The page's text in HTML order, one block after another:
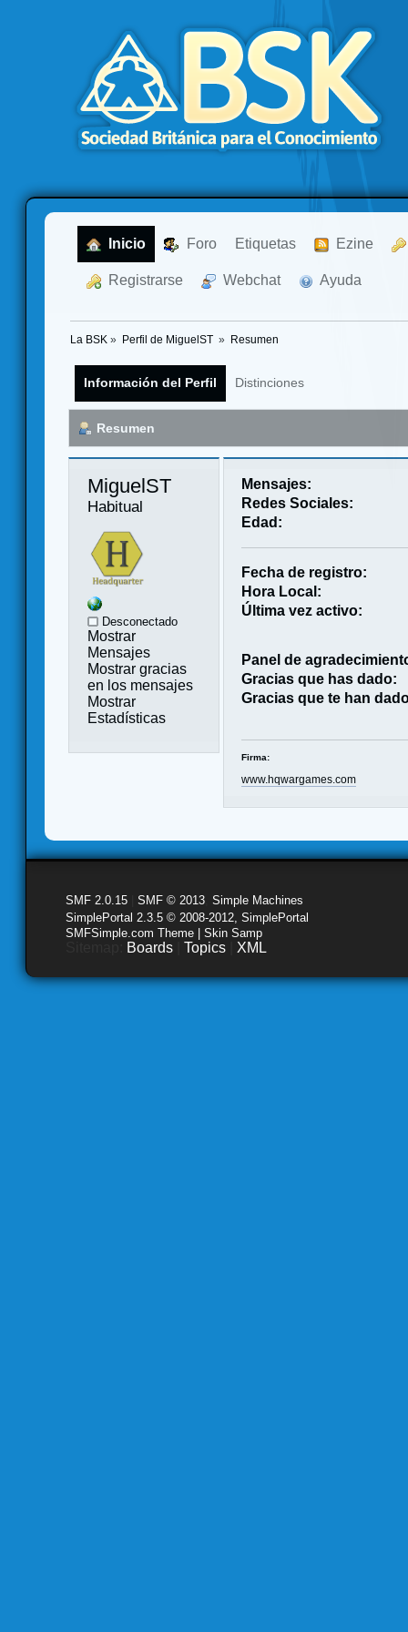
Inicio Foro Etiquetas Ezine
Registrarse Webchat Ayuda
La BSK » Perfil de MiguelST » Resumen
Información del Perfil Distinciones
Resumen
MiguelST
Habitual
Desconectado
Mostrar
Mensajes
Mostrar gracias
en los mensajes
Mostrar
Estadísticas
Mensajes:
Redes Sociales:
Edad:
Fecha de registro:
Hora Local:
Última vez activo:
Panel de
Gracias que has dado:
Gracias que te han
Firma:
www.hqwargames.com
SMF 2.0.15 SMF © 2013 Simple Machines
SimplePortal 2.3.5 © 2008-2012, SimplePortal
SMFSimple.com Theme | Skin Samp
Boards Topics XML